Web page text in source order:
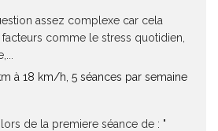
assez complexe car cela
comme le stress quotidien,
à 18 km/h, 5 séances par semaine
de la premiere séance de : "